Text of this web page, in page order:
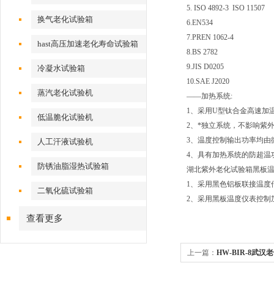
换气老化试验箱
hast高压加速老化寿命试验箱
冷凝水试验箱
蒸汽老化试验机
低温脆化试验机
人工汗液试验机
防锈油脂湿热试验箱
二氧化硫试验箱
查看更多
5. ISO 4892-3 ISO 11507
6.EN534
7.PREN 1062-4
8.BS 2782
9.JIS D0205
10.SAE J2020
——加热系统:
1、采用U型钛合金高速加
2、*独立系统，不影响紫
3、温度控制输出功率均
4、具有加热系统的防超温
湖北紫外老化试验箱黑板
1、采用黑色铝板联接温度
2、采用黑板温度仪表控制
上一篇： HW-BIR-8武汉